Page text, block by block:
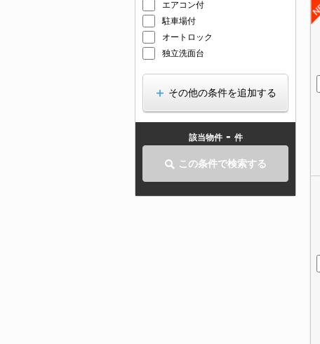
エアコン付
駐車場付
オートロック
独立洗面台
その他の条件を追加する
該当物件 - 件
この条件で検索する